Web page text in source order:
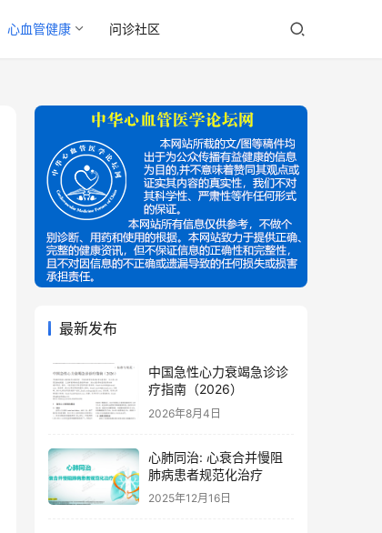
心血管健康 问诊社区
最新发布
中国急性心力衰竭急诊诊
疗指南（2026）
2026年8月4日
心肺同治: 心衰合并慢阻
肺病患者规范化治疗
2025年12月16日